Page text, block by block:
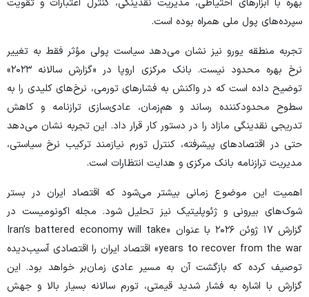
بهره با ابزار‌های احتیاطی، مدیریت نقدینگی، کنترل اعتبارات و تقویت
سپرده‌های پول ملی همراه بوده است.
تجربه منطقه یورو نیز نشان می‌دهد سیاست پولی مؤثر فقط به تغییر
نرخ بهره محدود نیست. بانک مرکزی اروپا در «گزارش سالانه ۲۰۲۳»
توضیح داده است که در واکنش به فشار‌های تورمی، نرخ‌های کلیدی را به
سطوح محدودکننده رساند و هم‌زمان، عادی‌سازی ترازنامه و کاهش
تدریجی نقدینگی مازاد را در دستور کار قرار داد. این تجربه نشان می‌دهد
حتی در اقتصاد‌های پیشرفته، کنترل تورم نیازمند ترکیب نرخ سیاستی،
مدیریت ترازنامه بانک مرکزی و هدایت انتظارات است.
اهمیت این موضوع زمانی بیشتر می‌شود که اقتصاد ایران در بستر
شوک‌های بیرونی و ژئوپلیتیک نیز تحلیل شود. مجله اکونومیست در
گزارش ۱۷ ژوئن ۲۰۲۶ با عنوان «Iran’s battered economy will take
years to recover from the war» اقتصاد ایران را اقتصادی آسیب‌دیده
توصیف کرده که بازگشت آن به مسیر عادی زمان‌بر خواهد بود. این
گزارش با اشاره به فشار شدید قیمتی، تورم سالانه بسیار بالا و جهش